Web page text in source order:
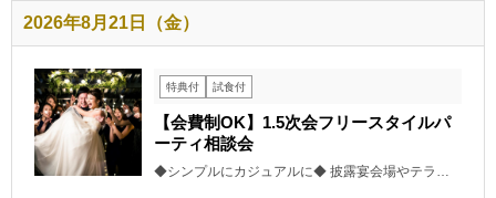
2026年8月21日（金）
特典付 試食付
【会費制OK】1.5次会フリースタイルパ
ーティ相談会
◆シンプルにカジュアルに◆ 披露宴会場やテラ…